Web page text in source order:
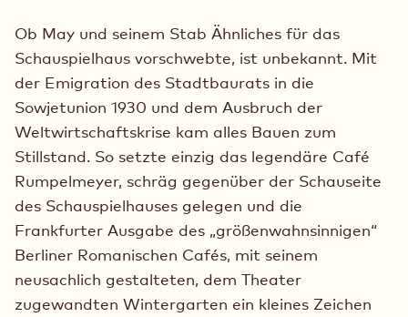
Ob May und seinem Stab Ähnliches für das
Schauspielhaus vorschwebte, ist unbekannt. Mit
der Emigration des Stadtbaurats in die
Sowjetunion 1930 und dem Ausbruch der
Weltwirtschaftskrise kam alles Bauen zum
Stillstand. So setzte einzig das legendäre Café
Rumpelmeyer, schräg gegenüber der Schauseite
des Schauspielhauses gelegen und die
Frankfurter Ausgabe des „größenwahnsinnigen“
Berliner Romanischen Cafés, mit seinem
neusachlich gestalteten, dem Theater
zugewandten Wintergarten ein kleines Zeichen